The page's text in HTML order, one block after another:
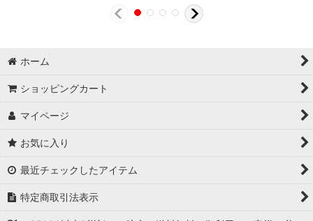
ホーム
ショッピングカート
マイページ
お気に入り
最近チェックしたアイテム
特定商取引法表示